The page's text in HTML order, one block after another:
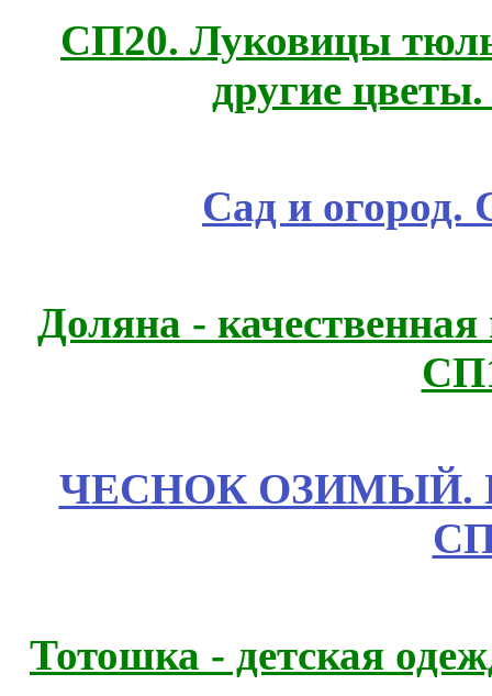
СП20. Луковицы
другие
Сад и огород.
Доляна -
ЧЕСНОК ОЗИМЫЙ.
Тотошка - детская